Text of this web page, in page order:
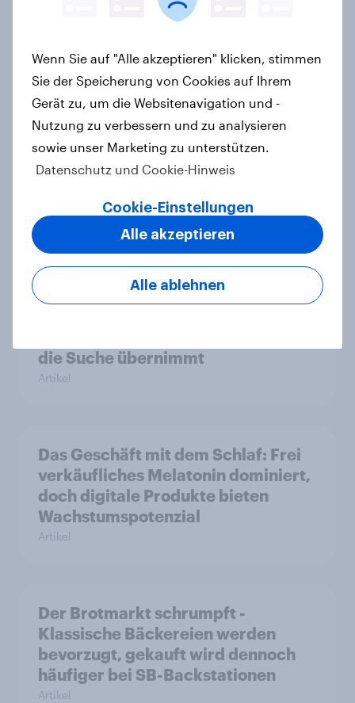
Pride: Werteorientierte
Verbraucher erwarten von Marken
mehr als Symbolik
Artikel
Spotlight: Werteorientierte
Verbraucher 2026
die Suche übernimmt
Artikel
Das Geschäft mit dem Schlaf: Frei
verkäufliches Melatonin dominiert,
doch digitale Produkte bieten
Wachstumspotenzial
Artikel
Der Brotmarkt schrumpft -
Klassische Bäckereien werden
bevorzugt, gekauft wird dennoch
häufiger bei SB-Backstationen
Artikel
Wenn Sie auf "Alle akzeptieren" klicken, stimmen
Sie der Speicherung von Cookies auf Ihrem
Gerät zu, um die Websitenavigation und -
Nutzung zu verbessern und zu analysieren
sowie unser Marketing zu unterstützen.
Datenschutz und Cookie-Hinweis
Cookie-Einstellungen
Alle ablehnen
Alle akzeptieren